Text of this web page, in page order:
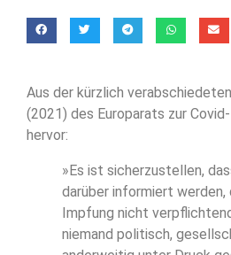
Aus der kürzlich
(2021) des Europarats zur
hervor:
»Es ist sicherzustellen,
darüber informiert werden,
Impfung nicht
niemand politisch,